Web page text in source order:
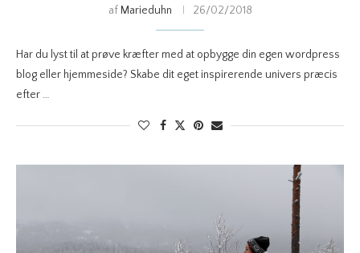
af Marieduhn 26/02/2018
Har du lyst til at prøve kræfter med at opbygge din egen wordpress
blog eller hjemmeside? Skabe dit eget inspirerende univers præcis
efter …